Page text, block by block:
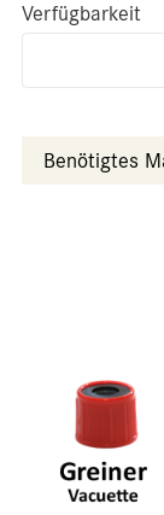
Verfügbarkeit
Benötigtes